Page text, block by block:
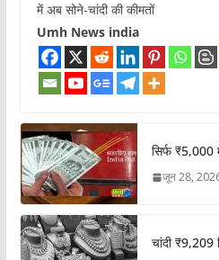
में अब सोने-चांदी की कीमतों
Umh News india
सिर्फ
जून 28,
चांदी